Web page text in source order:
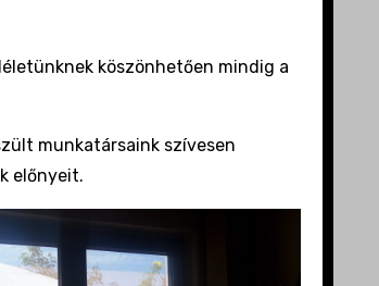
köszönhetően mindig a
munkatársaink szívesen
előnyeit.